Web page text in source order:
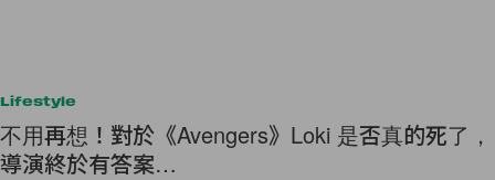
Lifestyle
不用再想！對於《Avengers》Loki 是否真的死了，
導演終於有答案…